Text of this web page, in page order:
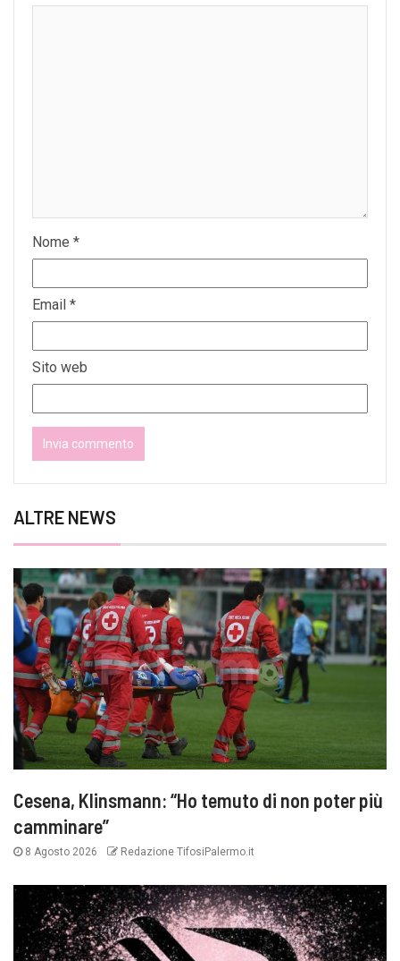
Nome *
Email *
Sito web
ALTRE NEWS
Cesena, Klinsmann: “Ho temuto di non poter più
camminare”
8 Agosto 2026 Redazione TifosiPalermo.it